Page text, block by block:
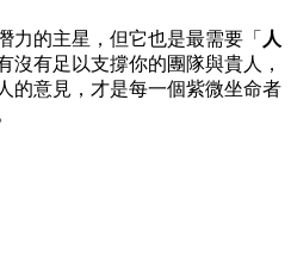
力的主星，但它也是最需要「 人
沒有足以支撐你的團隊與貴人，
的意見，才是每一個紫微坐命者